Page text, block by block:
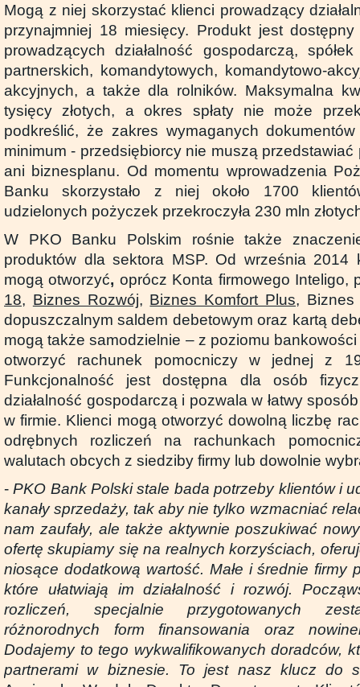
Mogą z niej skorzystać klienci prowadzący
przynajmniej 18 miesięcy. Produkt jest
prowadzących działalność gospodarczą,
partnerskich, komandytowych, komandytowo-
akcyjnych, a także dla rolników. Maksymalna
tysięcy złotych, a okres spłaty nie może
podkreślić, że zakres wymaganych
minimum - przedsiębiorcy nie muszą
ani biznesplanu. Od momentu wprowadzenia
Banku skorzystało z niej około 1700
udzielonych pożyczek przekroczyła 230 mln
W PKO Banku Polskim rośnie także
produktów dla sektora MSP. Od września 2014
mogą otworzyć, oprócz Konta firmowego Inteligo,
18, Biznes Rozwój, Biznes Komfort Plus,
dopuszczalnym saldem debetowym oraz kartą
mogą także samodzielnie – z poziomu
otworzyć rachunek pomocniczy w jednej z
Funkcjonalność jest dostępna dla osób
działalność gospodarczą i pozwala w łatwy
w firmie. Klienci mogą otworzyć dowolną liczbę
odrębnych rozliczeń na rachunkach
walutach obcych z siedziby firmy lub dowolnie
-PKO Bank Polski stale bada potrzeby klientów i
kanały sprzedaży, tak aby nie tylko wzmacniać
nam zaufały, ale także aktywnie poszukiwać
ofertę skupiamy się na realnych korzyściach,
niosące dodatkową wartość. Małe i średnie firmy
które ułatwiają im działalność i rozwój.
rozliczeń, specjalnie przygotowanych
różnorodnych form finansowania oraz
Dodajemy to tego wykwalifikowanych doradców,
partnerami w biznesie. To jest nasz klucz do